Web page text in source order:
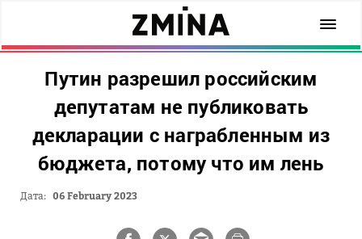
Путин разрешил российским
депутатам не публиковать
декларации с награбленным из
бюджета, потому что им лень
Дата: 06 February 2023